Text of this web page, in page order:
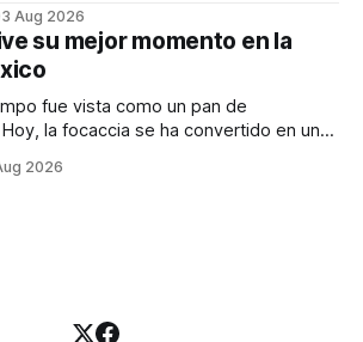
que supiera de publicidad digital
un vendedor para atender
y —con suerte— una persona
Aug 2026
su mejor momento en la
fue vista como un pan de
la focaccia se ha convertido en uno
de calidad y experiencias que
2026